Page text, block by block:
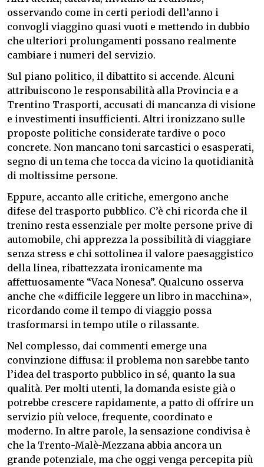
osservando come in certi periodi dell’anno i
convogli viaggino quasi vuoti e mettendo in dubbio
che ulteriori prolungamenti possano realmente
cambiare i numeri del servizio.
Sul piano politico, il dibattito si accende. Alcuni
attribuiscono le responsabilità alla Provincia e a
Trentino Trasporti, accusati di mancanza di visione
e investimenti insufficienti. Altri ironizzano sulle
proposte politiche considerate tardive o poco
concrete. Non mancano toni sarcastici o esasperati,
segno di un tema che tocca da vicino la quotidianità
di moltissime persone.
Eppure, accanto alle critiche, emergono anche
difese del trasporto pubblico. C’è chi ricorda che il
trenino resta essenziale per molte persone prive di
automobile, chi apprezza la possibilità di viaggiare
senza stress e chi sottolinea il valore paesaggistico
della linea, ribattezzata ironicamente ma
affettuosamente “Vaca Nonesa”. Qualcuno osserva
anche che «difficile leggere un libro in macchina»,
ricordando come il tempo di viaggio possa
trasformarsi in tempo utile o rilassante.
Nel complesso, dai commenti emerge una
convinzione diffusa: il problema non sarebbe tanto
l’idea del trasporto pubblico in sé, quanto la sua
qualità. Per molti utenti, la domanda esiste già o
potrebbe crescere rapidamente, a patto di offrire un
servizio più veloce, frequente, coordinato e
moderno. In altre parole, la sensazione condivisa è
che la Trento-Malè-Mezzana abbia ancora un
grande potenziale, ma che oggi venga percepita più